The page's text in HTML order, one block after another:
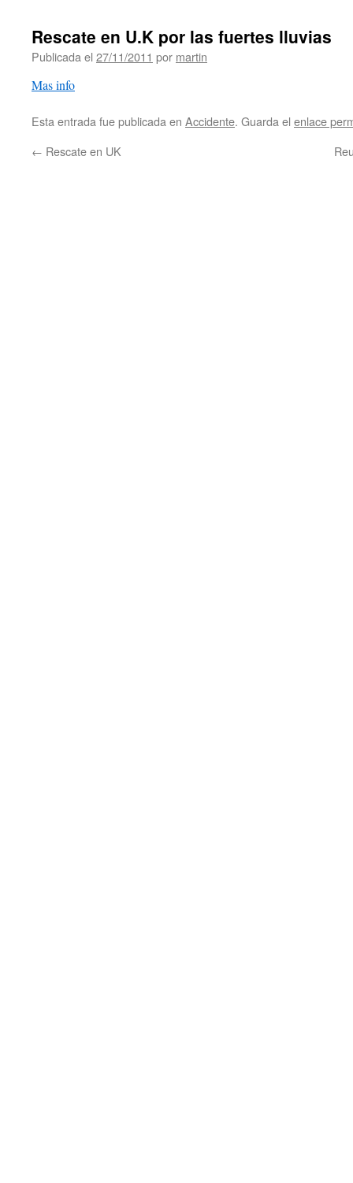
Rescate en U.K por las fuertes lluvias
Publicada el 27/11/2011 por martin
Mas info
Esta entrada fue publicada en Accidente. Guarda el enlace
← Rescate en UK